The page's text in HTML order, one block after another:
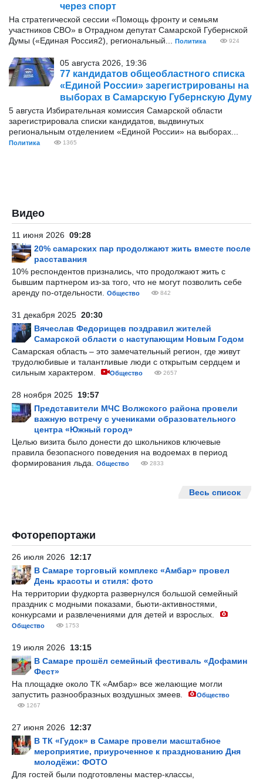
через спорт
На стратегической сессии «Помощь фронту и семьям
участников СВО» в Отрадном депутат Самарской Губернской
Думы («Единая Россия2), региональный...
Политика 924
05 августа 2026, 19:36
77 кандидатов общеобластного списка
«Единой России» зарегистрированы на
выборах в Самарскую Губернскую Думу
5 августа Избирательная комиссия Самарской области
зарегистрировала списки кандидатов, выдвинутых
региональным отделением «Единой России» на выборах...
Политика 1365
Видео
11 июня 2026 09:28
20% самарских пар продолжают жить вместе после
расставания
10% респондентов признались, что продолжают жить с
бывшим партнером из-за того, что не могут позволить себе
аренду по-отдельности.
Общество 842
31 декабря 2025 20:30
Вячеслав Федорищев поздравил жителей
Самарской области с наступающим Новым Годом
Самарская область – это замечательный регион, где живут
трудолюбивые и талантливые люди с открытым сердцем и
сильным характером.
Общество 2657
28 ноября 2025 19:57
Представители МЧС Волжского района провели
важную встречу с учениками образовательного
центра «Южный город»
Целью визита было донести до школьников ключевые
правила безопасного поведения на водоемах в период
формирования льда.
Общество 2833
Весь список
Фоторепортажи
26 июля 2026 12:17
В Самаре торговый комплекс «Амбар» провел
День красоты и стиля: фото
На территории фудкорта развернулся большой семейный
праздник с модными показами, бьюти-активностями,
конкурсами и развлечениями для детей и взрослых.
Общество 1753
19 июля 2026 13:15
В Самаре прошёл семейный фестиваль «Дофамин
Фест»
На площадке около ТК «Амбар» все желающие могли
запустить разнообразных воздушных змеев.
Общество
1267
27 июня 2026 12:37
В ТК «Гудок» в Самаре провели масштабное
мероприятие, приуроченное к празднованию Дня
молодёжи: ФОТО
Для гостей были подготовлены мастер-классы,